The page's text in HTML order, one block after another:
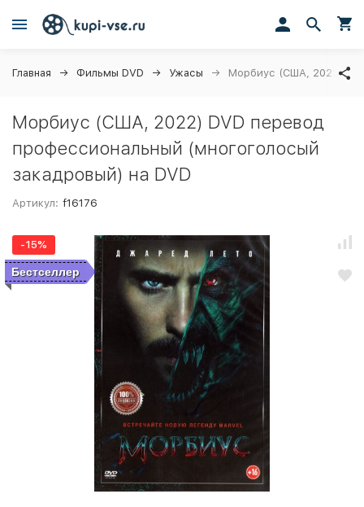
Главная Фильмы DVD Ужасы Морбиус (США, 2022)
Морбиус (США, 2022) DVD перевод
профессиональный (многоголосый
закадровый) на DVD
Артикул: f16176
-15%
Бестселлер